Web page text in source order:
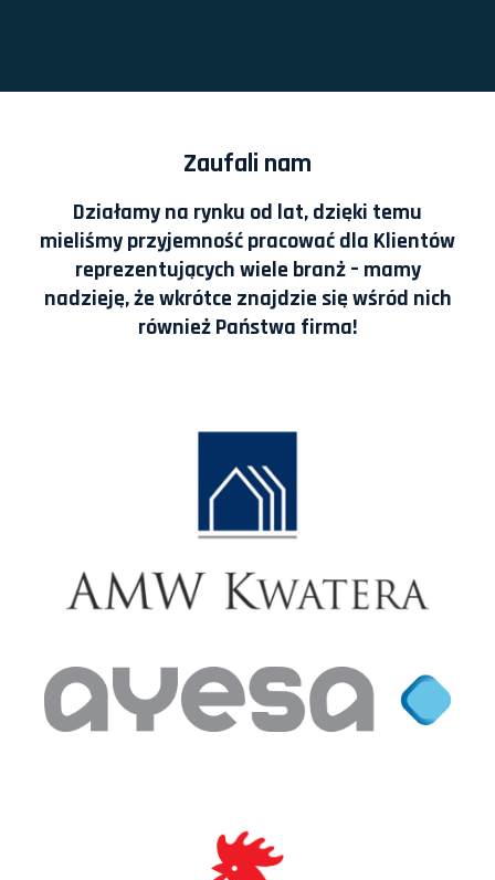
Zaufali nam
Działamy na rynku od lat, dzięki temu
mieliśmy przyjemność pracować dla Klientów
reprezentujących wiele branż – mamy
nadzieję, że wkrótce znajdzie się wśród nich
również Państwa firma!